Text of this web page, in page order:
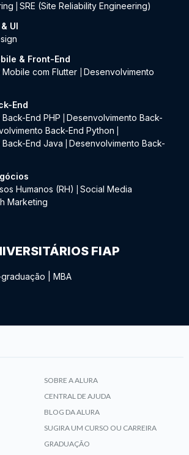
SRE (Site Reliability Engineering)
UI
& Front-End
com Flutter
Desenvolvimento
End
End PHP
Desenvolvimento Back-
Back-End Python
End Java
Desenvolvimento Back-
Humanos (RH)
Social Media
Marketing
FIAP
MBA
SOBRE A ALURA
CENTRAL DE AJUDA
BLOG DA ALURA
SUGIRA UM CURSO OU CARREIRA
GRADUAÇÃO